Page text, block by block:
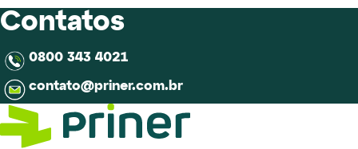
Contatos
0800 343 4021
contato@priner.com.br